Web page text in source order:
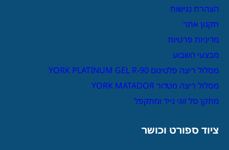
הצהרת נגישות
תקנון אתר
מדיניות פרטיות
מבצעי השבוע
מסלול ריצה פלטינום YORK PLATINUM GEL R-90
מסלול ריצה מטדור YORK MATADOR
מתקן סל זוגי נייד ומתקפל
ציוד ספורט וכושר